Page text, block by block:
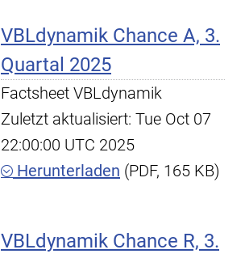
VBLdynamik Chance A, 3.
Quartal 2025
Factsheet VBLdynamik
Zuletzt aktualisiert: Tue Oct 07
22:00:00 UTC 2025
Herunterladen (PDF, 165 KB)
VBLdynamik Chance R, 3.